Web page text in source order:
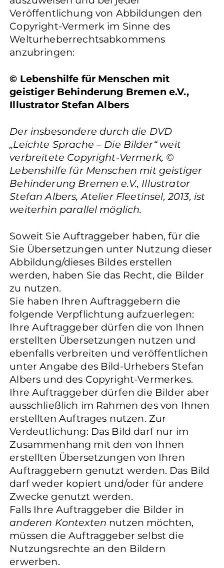
Veröffentlichung von Abbildungen den
Copyright-Vermerk im Sinne des
Welturheberrechtsabkommens
anzubringen:
© Lebenshilfe für Menschen mit
geistiger Behinderung Bremen e.V.,
Illustrator Stefan Albers
Der insbesondere durch die DVD
„Leichte Sprache – Die Bilder“ weit
verbreitete Copyright-Vermerk, ©
Lebenshilfe für Menschen mit geistiger
Behinderung Bremen e.V., Illustrator
Stefan Albers, Atelier Fleetinsel, 2013, ist
weiterhin parallel möglich.
Soweit Sie Auftraggeber haben, für die
Sie Übersetzungen unter Nutzung dieser
Abbildung/dieses Bildes erstellen
werden, haben Sie das Recht, die Bilder
zu nutzen.
Sie haben Ihren Auftraggebern die
folgende Verpflichtung aufzuerlegen:
Ihre Auftraggeber dürfen die von Ihnen
erstellten Übersetzungen nutzen und
ebenfalls verbreiten und veröffentlichen
unter Angabe des Bild-Urhebers Stefan
Albers und des Copyright-Vermerkes.
Ihre Auftraggeber dürfen die Bilder aber
ausschließlich im Rahmen des von Ihnen
erstellten Auftrages nutzen. Zur
Verdeutlichung: Das Bild darf nur im
Zusammenhang mit den von Ihnen
erstellten Übersetzungen von Ihren
Auftraggebern genutzt werden. Das Bild
darf weder kopiert und/oder für andere
Zwecke genutzt werden.
Falls Ihre Auftraggeber die Bilder in
anderen Kontexten nutzen möchten,
müssen die Auftraggeber selbst die
Nutzungsrechte an den Bildern
erwerben.